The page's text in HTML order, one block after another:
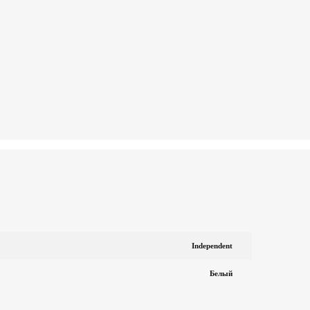
Independent
Белый